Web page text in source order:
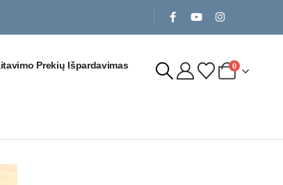
Prekių Išpardavimas 0